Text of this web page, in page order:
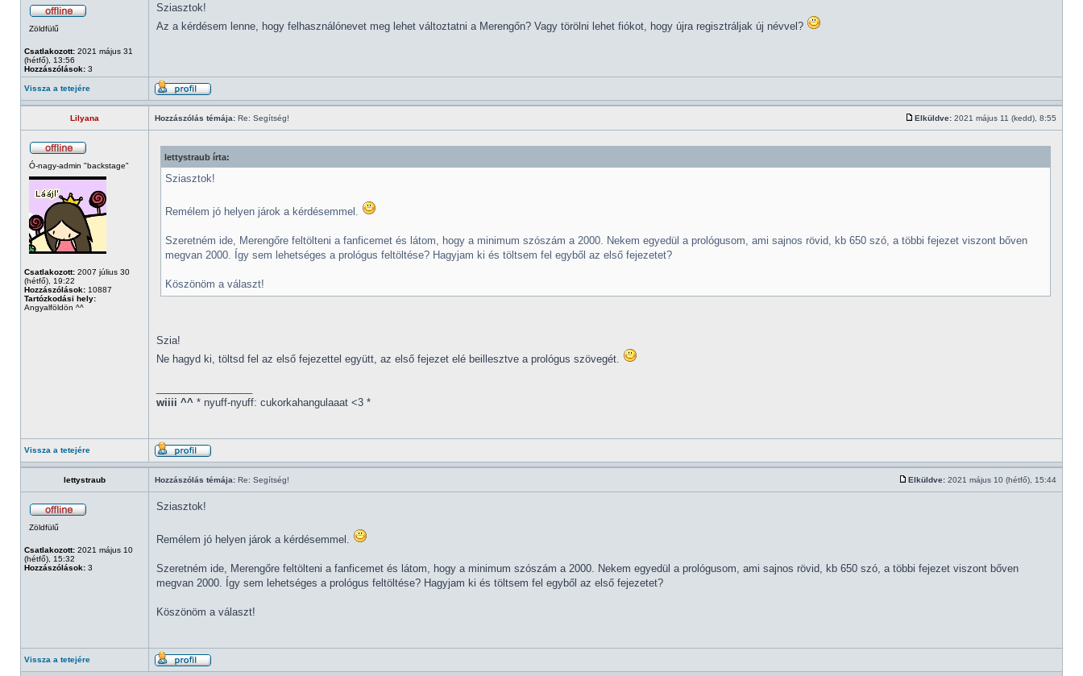
Zöldfülű
Csatlakozott: 2021 május 31
(hétfő), 13:56
Hozzászólások: 3
Sziasztok!
Az a kérdésem lenne, hogy felhasználónevet meg lehet változtatni a Merengőn? Vagy törölni lehet fiókot, hogy újra regisztráljak új névvel?
Vissza a tetejére
Lilyana Hozzászólás témája: Re: Segítség! Elküldve: 2021 május 11 (kedd), 8:55
Ó-nagy-admin "backstage"
Csatlakozott: 2007 július 30
(hétfő), 19:22
Hozzászólások: 10887
Tartózkodási hely:
Angyalföldön ^^
lettystraub írta:
Sziasztok!
Remélem jó helyen járok a kérdésemmel.
Szeretném ide, Merengőre feltölteni a fanficemet és látom, hogy a minimum szószám a 2000. Nekem egyedül a prológusom, ami sajnos rövid, kb 650 szó, a többi fejezet viszont bőven
megvan 2000. Így sem lehetséges a prológus feltöltése? Hagyjam ki és töltsem fel egyből az első fejezetet?
Köszönöm a választ!
Szia!
Ne hagyd ki, töltsd fel az első fejezettel együtt, az első fejezet elé beillesztve a prológus szövegét.
wiiii ^^ * nyuff-nyuff: cukorkahangulaaat <3 *
Vissza a tetejére
lettystraub Hozzászólás témája: Re: Segítség! Elküldve: 2021 május 10 (hétfő), 15:44
Zöldfülű
Csatlakozott: 2021 május 10
(hétfő), 15:32
Hozzászólások: 3
Sziasztok!
Remélem jó helyen járok a kérdésemmel.
Szeretném ide, Merengőre feltölteni a fanficemet és látom, hogy a minimum szószám a 2000. Nekem egyedül a prológusom, ami sajnos rövid, kb 650 szó, a többi fejezet viszont bőven
megvan 2000. Így sem lehetséges a prológus feltöltése? Hagyjam ki és töltsem fel egyből az első fejezetet?
Köszönöm a választ!
Vissza a tetejére